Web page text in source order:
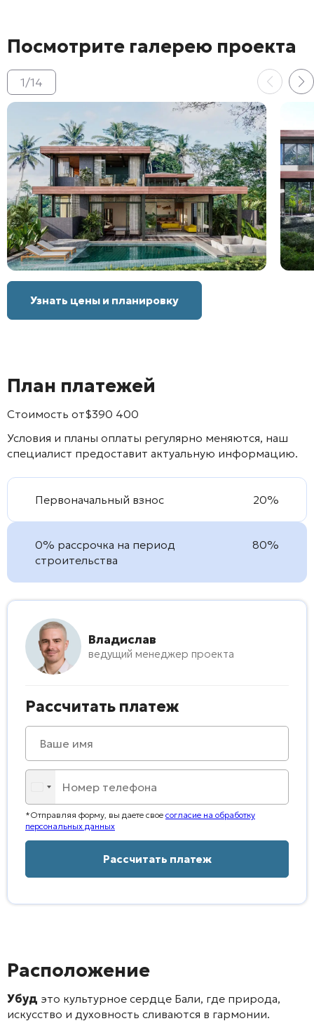
Посмотрите галерею проекта
1/14
Узнать цены и планировку
План платежей
Стоимость от$390 400
Условия и планы оплаты регулярно меняются, наш
специалист предоставит актуальную информацию.
Первоначальный взнос 20%
0% рассрочка на период
строительства
80%
Владислав
ведущий менеджер проекта
Рассчитать платеж
*Отправляя форму, вы даете свое согласие на обработку
персональных данных
Расположение
Убуд это культурное сердце Бали, где природа,
искусство и духовность сливаются в гармонии.